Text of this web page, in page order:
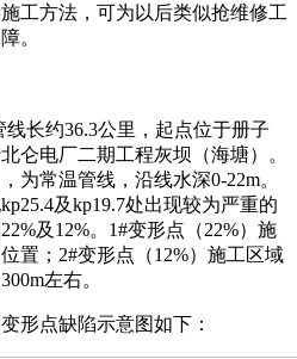
工方法，可为以后类似抢维修工
。
长约36.3公里，起点位于册子
仑电厂二期工程灰坝（海塘）。
为常温管线，沿线水深0-22m。
及kp19.7处出现较为严重的
及12%。1#变形点（22%）施
置；2#变形点（12%）施工区域
左右。
形点缺陷示意图如下：